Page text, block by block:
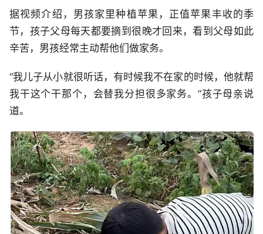
据视频介绍，男孩家里种植苹果，正值苹果丰收的季
节，孩子父母每天都要摘到很晚才回来，看到父母如此
辛苦，男孩经常主动帮他们做家务。
“我儿子从小就很听话，有时候我不在家的时候，他就帮
我干这个干那个，会替我分担很多家务。”孩子母亲说
道。